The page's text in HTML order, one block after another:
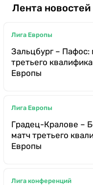
Лента новостей
Лига Европы
Зальцбург – Пафос:
третьего
Европы
Лига Европы
Градец-Кралове –
матч третьего
Европы
Лига конференций